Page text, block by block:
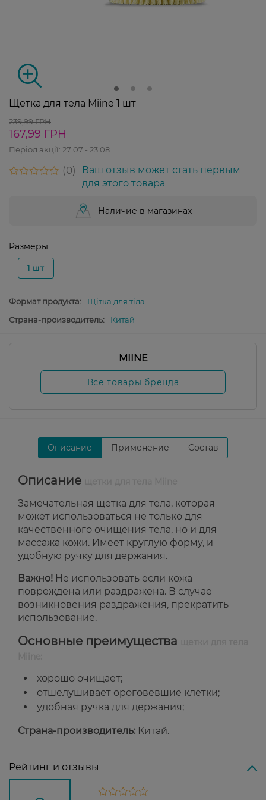
Щетка для тела Miine 1 шт
239,99 ГРН
167,99 ГРН
Період акції: 27 07 - 23 08
0
Ваш отзыв может стать первым
для этого товара
Наличие в магазинах
Размеры
1 шт
Формат продукта:
Щітка для тіла
Страна-производитель:
Китай
MIINE
Все товары бренда
Описание Применение Состав
Описание
Замечательная щетка для тела, которая
может использоваться не только для
качественного очищения тела, но и для
массажа кожи. Имеет круглую форму, и
удобную ручку для держания.
Важно! Не использовать если кожа
повреждена или раздражена. В случае
возникновения раздражения, прекратить
использование.
Основные преимущества
хорошо очищает;
отшелушивает ороговевшие клетки;
удобная ручка для держания;
Страна-производитель: Китай.
Рейтинг и отзывы